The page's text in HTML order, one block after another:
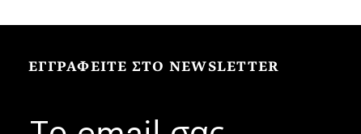
ΕΓΓΡΑΦΕΙΤΕ ΣΤΟ NEWSLETTER